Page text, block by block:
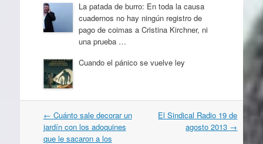
La patada de burro: En toda la causa
cuadernos no hay ningún registro de
pago de coimas a Cristina Kirchner, ni
una prueba …
Cuando el pánico se vuelve ley
Navegación
por
artículos
← Cuánto sale decorar un
jardín con los adoquines
que le sacaron a los
El Sindical Radio 19 de
agosto 2013 →